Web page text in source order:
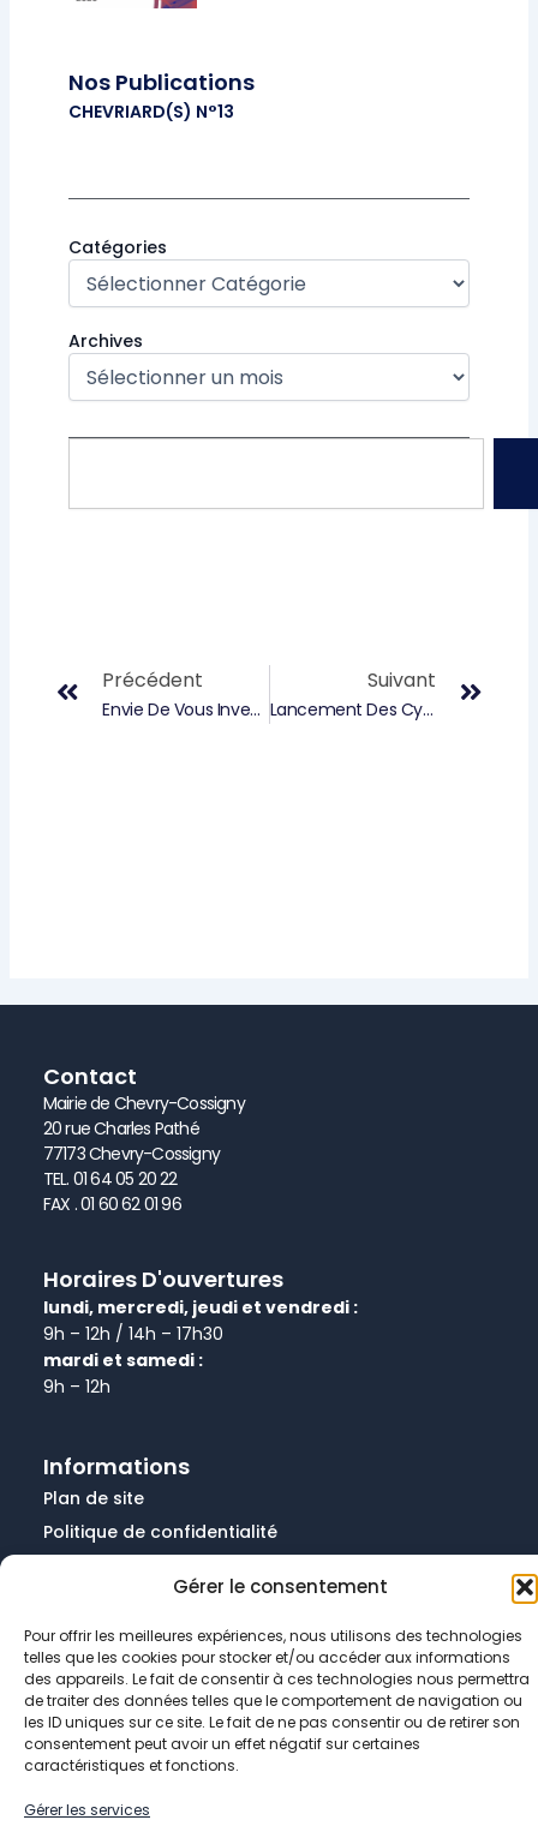
Gérer le consentement
Pour offrir les meilleures expériences, nous utilisons des technologies
telles que les cookies pour stocker et/ou accéder aux informations
des appareils. Le fait de consentir à ces technologies nous permettra
de traiter des données telles que le comportement de navigation ou
les ID uniques sur ce site. Le fait de ne pas consentir ou de retirer son
consentement peut avoir un effet négatif sur certaines
caractéristiques et fonctions.
Gérer les services
Nos Publications
CHEVRIARD(S) N°13
Catégories
Archives
Précédent
Envie De Vous Investir Pour Participer À La Vie Locale ? Devenez Bénévole !
Suivant
Lancement Des Cycles De Conférences Citoyennes
Contact
Mairie de Chevry-Cossigny
20 rue Charles Pathé
77173 Chevry-Cossigny
TEL. 01 64 05 20 22
FAX . 01 60 62 01 96
Horaires D'ouvertures
lundi, mercredi, jeudi et vendredi :
9h – 12h / 14h – 17h30
mardi et samedi :
9h – 12h
Informations
Plan de site
Politique de confidentialité
Données personnelles
Mentions légales